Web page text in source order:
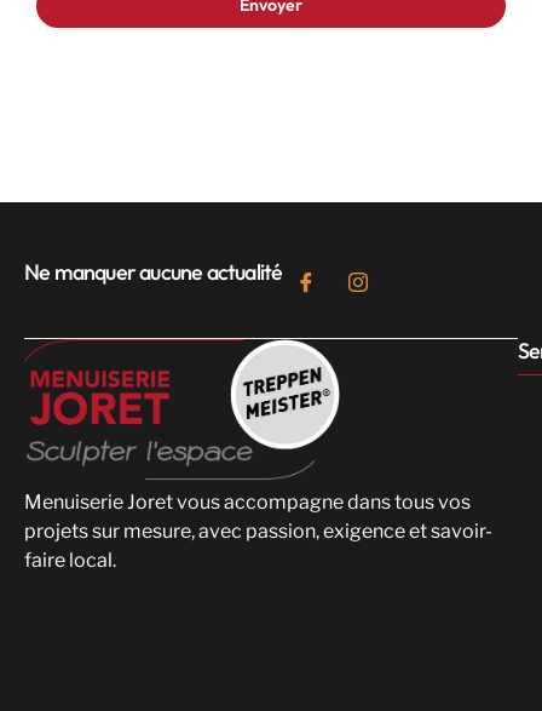
Ne manquer aucune actualité
Menuiserie Joret vous accompagne dans tous vos
projets sur mesure, avec passion, exigence et savoir-
faire local.